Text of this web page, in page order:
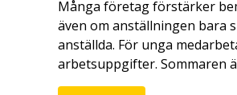
Många företag förstärker
även om anställningen bara
anställda. För unga
arbetsuppgifter. Sommaren